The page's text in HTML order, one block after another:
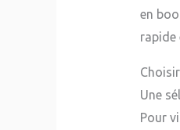
en
rapide
Une
Pour